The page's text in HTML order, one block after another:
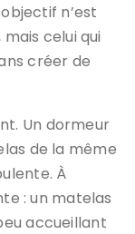
n’est
celui qui
créer de
Un dormeur
de la même
À
: un matelas
accueillant